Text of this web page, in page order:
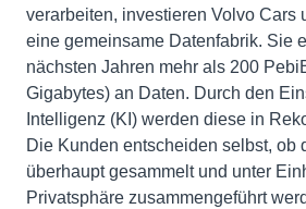
verarbeiten, investieren Volvo Cars
eine gemeinsame Datenfabrik. Sie
nächsten Jahren mehr als 200
Gigabytes) an Daten. Durch den
Intelligenz (KI) werden diese in
Die Kunden entscheiden selbst, ob
überhaupt gesammelt und unter
Privatsphäre zusammengeführt